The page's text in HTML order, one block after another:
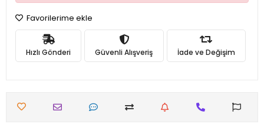
Favorilerime ekle
Hızlı Gönderi Güvenli Alışveriş İade ve Değişim